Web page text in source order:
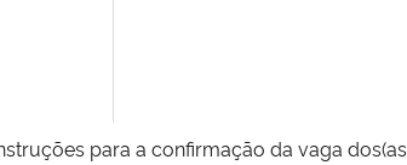
para a confirmação da vaga